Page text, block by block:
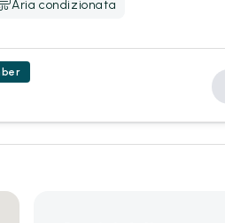
Aria condizionata